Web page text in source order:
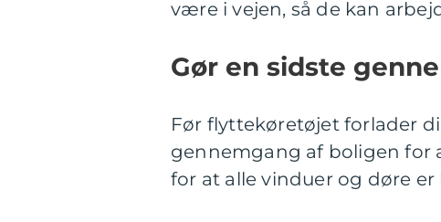
være i vejen, så de kan
Gør en sidste
Før flyttekøretøjet forlader
gennemgang af boligen for
for at alle vinduer og døre er